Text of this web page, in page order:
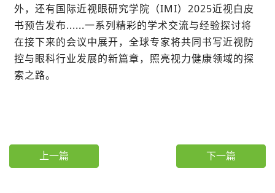
外，还有国际近视眼研究学院（IMI）2025近视白皮
书预告发布......一系列精彩的学术交流与经验探讨将
在接下来的会议中展开，全球专家将共同书写近视防
控与眼科行业发展的新篇章，照亮视力健康领域的探
索之路。
上一篇 下一篇